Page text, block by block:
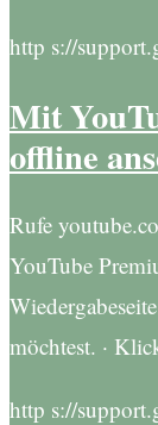
http s://
Mit
offline
Rufe
YouTube
möchtest. ·
http s://